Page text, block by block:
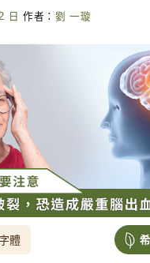
日 作者： 劉 一璇
體